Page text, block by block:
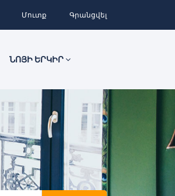
Մուտք Գրանցվել
ՆՈՅԻ ԵՐԿԻՐ